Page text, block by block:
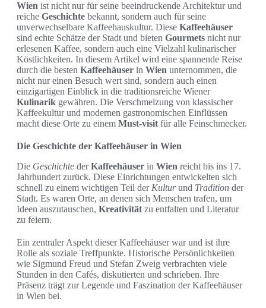
Wien ist nicht nur für seine beeindruckende Architektur und
reiche Geschichte bekannt, sondern auch für seine
unverwechselbare Kaffeehauskultur. Diese Kaffeehäuser
sind echte Schätze der Stadt und bieten Gourmets nicht nur
erlesenen Kaffee, sondern auch eine Vielzahl kulinarischer
Köstlichkeiten. In diesem Artikel wird eine spannende Reise
durch die besten Kaffeehäuser in Wien unternommen, die
nicht nur einen Besuch wert sind, sondern auch einen
einzigartigen Einblick in die traditionsreiche Wiener
Kulinarik gewähren. Die Verschmelzung von klassischer
Kaffeekultur und modernen gastronomischen Einflüssen
macht diese Orte zu einem Must-visit für alle Feinschmecker.
Die Geschichte der Kaffeehäuser in Wien
Die Geschichte derKaffeehäuser in Wien reicht bis ins 17.
Jahrhundert zurück. Diese Einrichtungen entwickelten sich
schnell zu einem wichtigen Teil der Kulturund Tradition der
Stadt. Es waren Orte, an denen sich Menschen trafen, um
Ideen auszutauschen, Kreativität zu entfalten und Literatur
zu feiern.
Ein zentraler Aspekt dieser Kaffeehäuser war und ist ihre
Rolle als soziale Treffpunkte. Historische Persönlichkeiten
wie Sigmund Freud und Stefan Zweig verbrachten viele
Stunden in den Cafés, diskutierten und schrieben. Ihre
Präsenz trägt zur Legende und Faszination der Kaffeehäuser
in Wien bei.